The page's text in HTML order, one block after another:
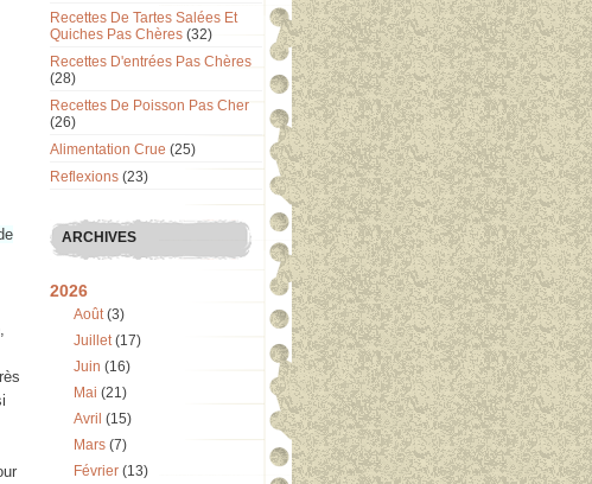
Recettes De Tartes Salées Et
Quiches Pas Chères (32)
Recettes D'entrées Pas Chères
(28)
Recettes De Poisson Pas Cher
(26)
Alimentation Crue (25)
Reflexions (23)
ARCHIVES
2026
Août(3)
Juillet(17)
Juin (16)
Mai (21)
Avril (15)
Mars (7)
Février (13)